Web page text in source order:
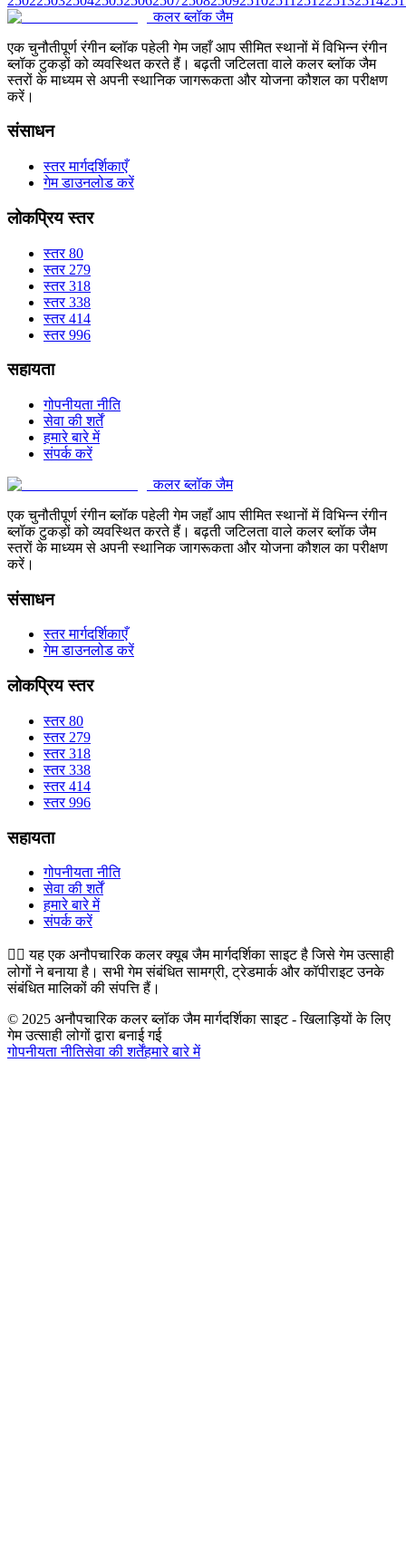
कलर ब्लॉक जैम
एक चुनौतीपूर्ण रंगीन ब्लॉक पहेली गेम जहाँ आप सीमित स्थानों में विभिन्न रंगीन
ब्लॉक टुकड़ों को व्यवस्थित करते हैं। बढ़ती जटिलता वाले कलर ब्लॉक जैम
स्तरों के माध्यम से अपनी स्थानिक जागरूकता और योजना कौशल का परीक्षण
करें।
संसाधन
स्तर मार्गदर्शिकाएँ
गेम डाउनलोड करें
लोकप्रिय स्तर
स्तर 80
स्तर 279
स्तर 318
स्तर 338
स्तर 414
स्तर 996
सहायता
गोपनीयता नीति
सेवा की शर्तें
हमारे बारे में
संपर्क करें
कलर ब्लॉक जैम
एक चुनौतीपूर्ण रंगीन ब्लॉक पहेली गेम जहाँ आप सीमित स्थानों में विभिन्न रंगीन
ब्लॉक टुकड़ों को व्यवस्थित करते हैं। बढ़ती जटिलता वाले कलर ब्लॉक जैम
स्तरों के माध्यम से अपनी स्थानिक जागरूकता और योजना कौशल का परीक्षण
करें।
संसाधन
स्तर मार्गदर्शिकाएँ
गेम डाउनलोड करें
लोकप्रिय स्तर
स्तर 80
स्तर 279
स्तर 318
स्तर 338
स्तर 414
स्तर 996
सहायता
गोपनीयता नीति
सेवा की शर्तें
हमारे बारे में
संपर्क करें
👉🏻यह एक अनौपचारिक कलर क्यूब जैम मार्गदर्शिका साइट है जिसे गेम उत्साही
लोगों ने बनाया है। सभी गेम संबंधित सामग्री, ट्रेडमार्क और कॉपीराइट उनके
संबंधित मालिकों की संपत्ति हैं।
© 2025 अनौपचारिक कलर ब्लॉक जैम मार्गदर्शिका साइट - खिलाड़ियों के लिए
गेम उत्साही लोगों द्वारा बनाई गई
गोपनीयता नीतिसेवा की शर्तेंहमारे बारे में